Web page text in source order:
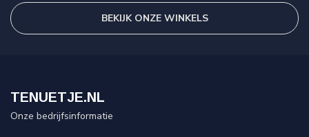
BEKIJK ONZE WINKELS
TENUETJE.NL
Onze bedrijfsinformatie